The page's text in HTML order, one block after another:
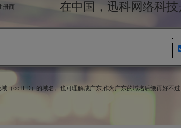
册商 在中国，迅科网络科
（ccTLD）的域名。也可理解成广东,作为广东的域名后缀再好不过